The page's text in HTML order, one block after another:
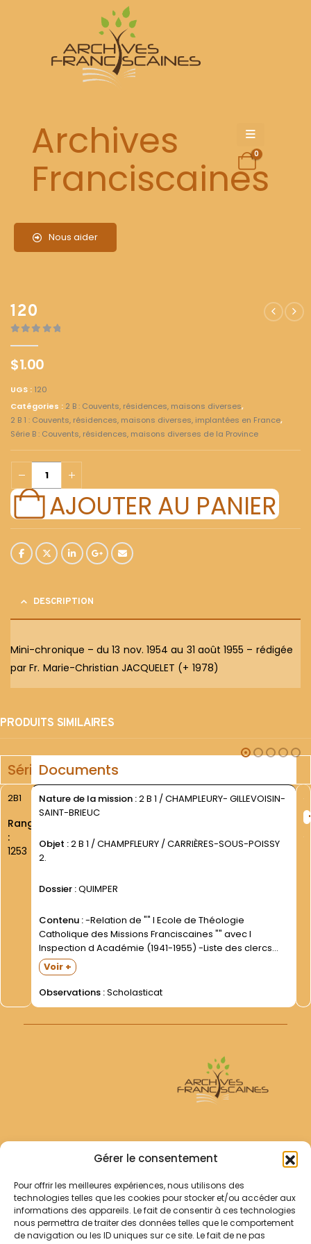
Gérer le consentement
Pour offrir les meilleures expériences, nous utilisons des
technologies telles que les cookies pour stocker et/ou accéder aux
informations des appareils. Le fait de consentir à ces technologies
nous permettra de traiter des données telles que le comportement
de navigation ou les ID uniques sur ce site. Le fait de ne pas
Archives
Franciscaines
Nous aider
0
120
$1.00
UGS : 120
Catégories : 2 B : Couvents, résidences, maisons diverses,
2 B 1 : Couvents, résidences, maisons diverses, implantées en France,
Série B : Couvents, résidences, maisons diverses de la Province
AJOUTER AU PANIER
DESCRIPTION
Mini-chronique – du 13 nov. 1954 au 31 août 1955 – rédigée
par Fr. Marie-Christian JACQUELET (+ 1978)
PRODUITS SIMILAIRES
SérieDocuments
2B1
Rang
:
1253
Nature de la mission :2 B 1 / CHAMPLEURY- GILLEVOISIN-
SAINT-BRIEUC
Objet :2 B 1 / CHAMPFLEURY / CARRIÈRES-SOUS-POISSY
2.
Dossier :QUIMPER
Contenu :-Relation de "" l Ecole de Théologie
Catholique des Missions Franciscaines "" avec l
Inspection d Académie (1941-1955) -Liste des clercs
étudiants (1948-1949- 1952-1953) -Renouvellement des
voeux temporaires par les Frères Paul CUNY et Louis de
PRÉMARE- clercs étudiants du...
Voir +
Observations :Scholasticat
Archives Franciscaines
RECHERCHER
Comment chercher ?
Les archives